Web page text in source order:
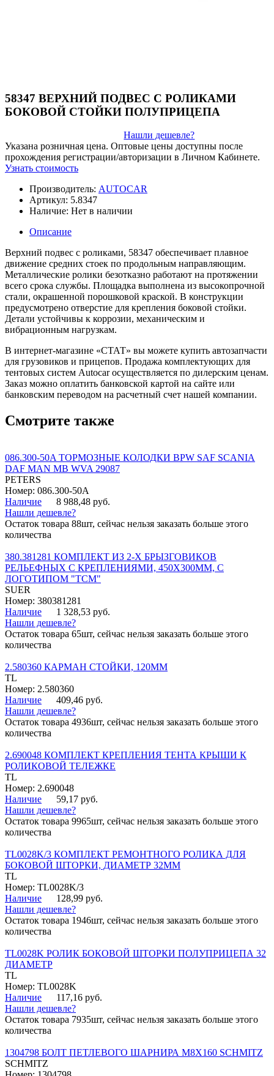
58347 ВЕРХНИЙ ПОДВЕС С РОЛИКАМИ
БОКОВОЙ СТОЙКИ ПОЛУПРИЦЕПА
Нашли дешевле?
Указана розничная цена. Оптовые цены доступны после
прохождения регистрации/авторизации в Личном Кабинете.
Узнать стоимость
Производитель: AUTOCAR
Артикул: 5.8347
Наличие: Нет в наличии
Описание
Верхний подвес с роликами, 58347 обеспечивает плавное
движение средних стоек по продольным направляющим.
Металлические ролики безотказно работают на протяжении
всего срока службы. Площадка выполнена из высокопрочной
стали, окрашенной порошковой краской. В конструкции
предусмотрено отверстие для крепления боковой стойки.
Детали устойчивы к коррозии, механическим и
вибрационным нагрузкам.
В интернет-магазине «СТАТ» вы можете купить автозапчасти
для грузовиков и прицепов. Продажа комплектующих для
тентовых систем Autocar осуществляется по дилерским ценам.
Заказ можно оплатить банковской картой на сайте или
банковским переводом на расчетный счет нашей компании.
Смотрите также
086.300-50A ТОРМОЗНЫЕ КОЛОДКИ BPW SAF SCANIA
DAF MAN MB WVA 29087
PETERS
Номер: 086.300-50A
Наличие
8 988,48 руб.
Нашли дешевле?
Остаток товара 88шт, сейчас нельзя заказать больше этого
количества
380.381281 КОМПЛЕКТ ИЗ 2-Х БРЫЗГОВИКОВ
РЕЛЬЕФНЫХ С КРЕПЛЕНИЯМИ, 450Х300ММ, С
ЛОГОТИПОМ "ТСМ"
SUER
Номер: 380381281
Наличие
1 328,53 руб.
Нашли дешевле?
Остаток товара 65шт, сейчас нельзя заказать больше этого
количества
2.580360 КАРМАН СТОЙКИ, 120ММ
TL
Номер: 2.580360
Наличие
409,46 руб.
Нашли дешевле?
Остаток товара 4936шт, сейчас нельзя заказать больше этого
количества
2.690048 КОМПЛЕКТ КРЕПЛЕНИЯ ТЕНТА КРЫШИ К
РОЛИКОВОЙ ТЕЛЕЖКЕ
TL
Номер: 2.690048
Наличие
59,17 руб.
Нашли дешевле?
Остаток товара 9965шт, сейчас нельзя заказать больше этого
количества
TL0028K/3 КОМПЛЕКТ РЕМОНТНОГО РОЛИКА ДЛЯ
БОКОВОЙ ШТОРКИ, ДИАМЕТР 32ММ
TL
Номер: TL0028K/3
Наличие
128,99 руб.
Нашли дешевле?
Остаток товара 1946шт, сейчас нельзя заказать больше этого
количества
TL0028K РОЛИК БОКОВОЙ ШТОРКИ ПОЛУПРИЦЕПА 32
ДИАМЕТР
TL
Номер: TL0028K
Наличие
117,16 руб.
Нашли дешевле?
Остаток товара 7935шт, сейчас нельзя заказать больше этого
количества
1304798 БОЛТ ПЕТЛЕВОГО ШАРНИРА М8Х160 SCHMITZ
SCHMITZ